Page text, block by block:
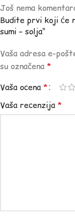
Još nema
Budite prvi koji će
sumi – solja“
Vaša adresa e-
su označena *
Vaša ocena *
Vaša recenzija *